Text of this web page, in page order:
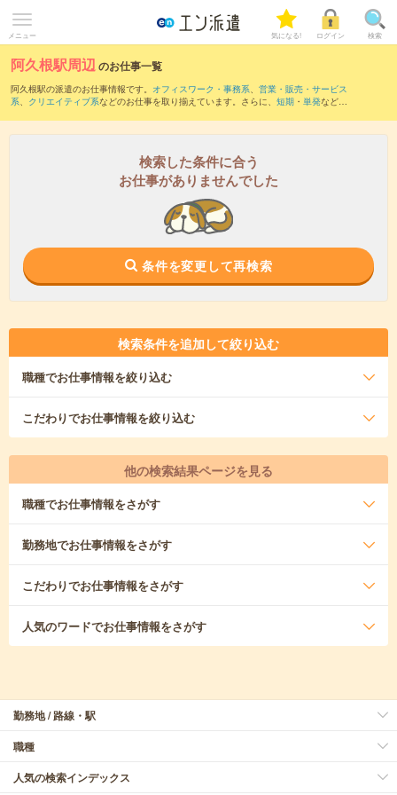
メニュー 気になる! ログイン 検索
阿久根駅周辺のお仕事一覧
阿久根駅の派遣のお仕事情報です。 オフィスワーク・事務系、 営業・販売・サービス
系、 クリエイティブ系などのお仕事を取り揃えています。さらに、 短期 ・ 単発などの
また、野田郷駅・西方駅・高尾野駅・薩摩高城駅・牛ノ浜駅など近隣駅のお仕事もご
検索した条件に合う
お仕事がありませんでした
条件を変更して再検索
検索条件を追加して絞り込む
職種でお仕事情報を絞り込む
こだわりでお仕事情報を絞り込む
他の検索結果ページを見る
職種でお仕事情報をさがす
勤務地でお仕事情報をさがす
こだわりでお仕事情報をさがす
人気のワードでお仕事情報をさがす
勤務地 / 路線・駅
職種
人気の検索インデックス